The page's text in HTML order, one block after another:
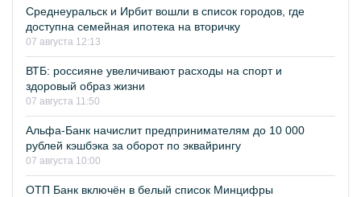
Среднеуральск и Ирбит вошли в список городов, где
доступна семейная ипотека на вторичку
07 августа 12:13
ВТБ: россияне увеличивают расходы на спорт и
здоровый образ жизни
07 августа 11:50
Альфа-Банк начислит предпринимателям до 10 000
рублей кэшбэка за оборот по эквайрингу
07 августа 10:00
ОТП Банк включён в белый список Минцифры